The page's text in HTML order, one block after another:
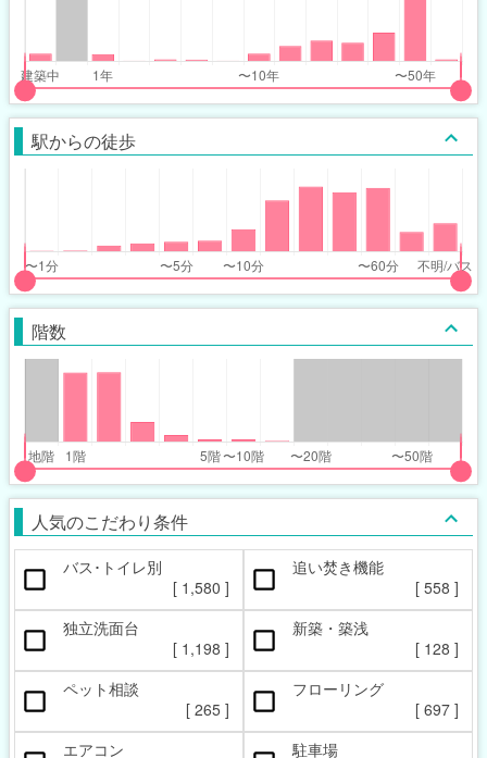
駅からの徒歩
階数
人気のこだわり条件
バス･トイレ別
[ 1,580 ]
追い焚き機能
[ 558 ]
独立洗面台
[ 1,198 ]
新築・築浅
[ 128 ]
ペット相談
[ 265 ]
フローリング
[ 697 ]
エアコン
駐車場